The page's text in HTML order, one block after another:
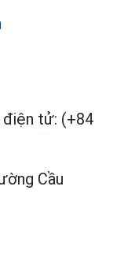
điện tử: (+84
Cầu